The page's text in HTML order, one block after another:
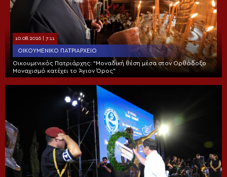
10.08.2026 | 7:11
ΟΙΚΟΥΜΕΝΙΚΌ ΠΑΤΡΙΑΡΧΕΊΟ
Οικουμενικός Πατριάρχης: “Μοναδική θέση μέσα στον Ορθόδοξο
Μοναχισμό κατέχει το Άγιον Όρος”